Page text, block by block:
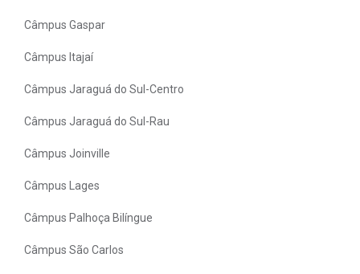
Câmpus Gaspar
Câmpus Itajaí
Câmpus Jaraguá do Sul-Centro
Câmpus Jaraguá do Sul-Rau
Câmpus Joinville
Câmpus Lages
Câmpus Palhoça Bilíngue
Câmpus São Carlos